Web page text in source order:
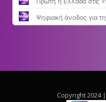
Copyright 2024